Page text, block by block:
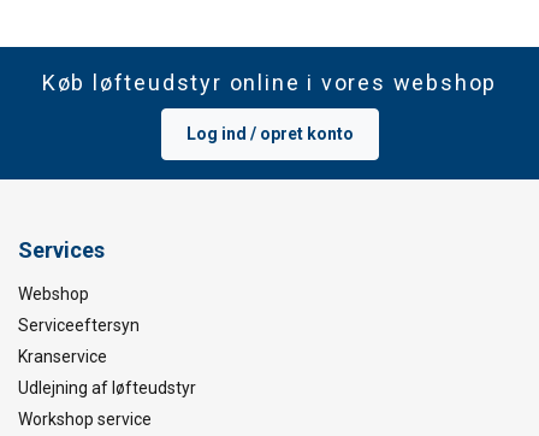
Køb løfteudstyr online i vores webshop
Log ind / opret konto
Services
Webshop
Serviceeftersyn
Kranservice
Udlejning af løfteudstyr
Workshop service